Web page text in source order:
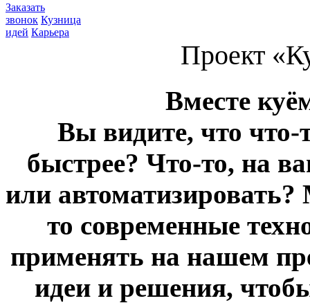
Заказать
звонок Кузница
идей Карьера
Проект
Вместе
Вы видите, что
быстрее? Что-то, на
или
то современные
применять на нашем
идеи и решения,